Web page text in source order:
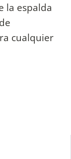
la espalda
cualquier